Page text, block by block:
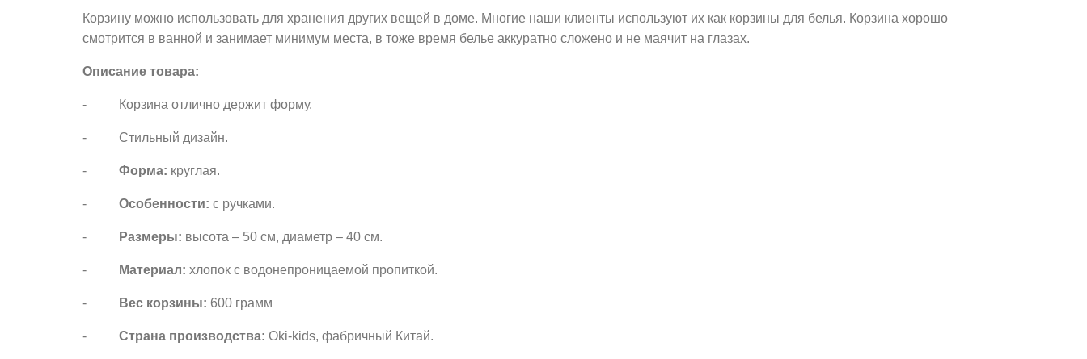
Корзину можно использовать для хранения других вещей в доме. Многие наши клиенты используют их как корзины для белья. Корзина хорошо
смотрится в ванной и занимает минимум места, в тоже время белье аккуратно сложено и не маячит на глазах.
Описание товара:
- Корзина отлично держит форму.
- Стильный дизайн.
- Форма: круглая.
- Особенности: с ручками.
- Размеры: высота – 50 см, диаметр – 40 см.
- Материал: хлопок с водонепроницаемой пропиткой.
- Вес корзины: 600 грамм
- Страна производства: Oki-kids, фабричный Китай.